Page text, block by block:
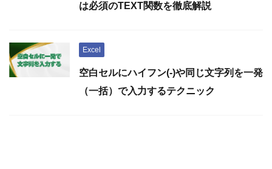
は必須のTEXT関数を徹底解説
Excel
空白セルにハイフン(-)や同じ文字列を一発
（一括）で入力するテクニック